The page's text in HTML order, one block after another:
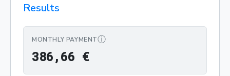
Results
MONTHLY PAYMENTⓘ
386,66 €386,66 €